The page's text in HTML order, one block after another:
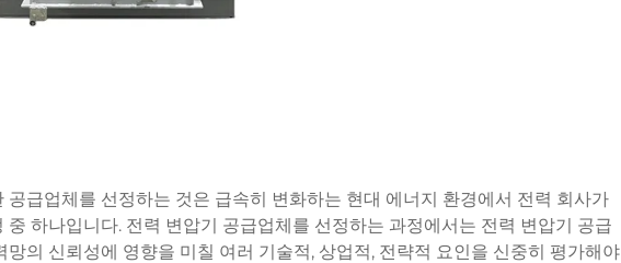
공급업체를 선정하는 것은 급속히 변화하는 현대 에너지 환경에서 전력 회사가
중 하나입니다. 전력 변압기 공급업체를 선정하는 과정에서는 전력 변압기 공급
망의 신뢰성에 영향을 미칠 여러 기술적, 상업적, 전략적 요인을 신중히 평가해야